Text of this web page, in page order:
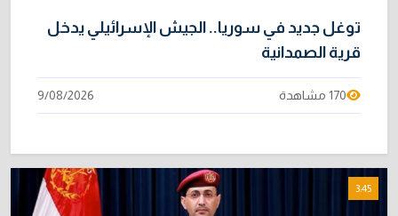
توغل جديد في سوريا.. الجيش الإسرائيلي يدخل
قرية الصمدانية
170 مشاهدة 9/08/2026
3:45